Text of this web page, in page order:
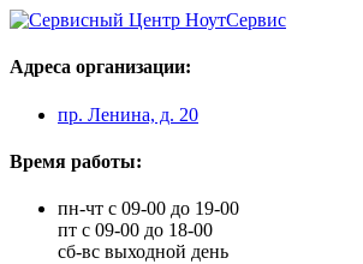
Адреса организации:
пр. Ленина, д. 20
Время работы:
пн-чт с 09-00 до 19-00
пт с 09-00 до 18-00
сб-вс выходной день